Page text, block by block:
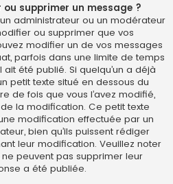
supprimer un message ?
administrateur ou un modérateur
ou supprimer que vos
modifier un de vos messages
parfois dans une limite de temps
été publié. Si quelqu’un a déjà
petit texte situé en dessous du
de fois que vous l’avez modifié,
la modification. Ce petit texte
modification effectuée par un
bien qu’ils puissent rédiger
leur modification. Veuillez noter
peuvent pas supprimer leur
a été publiée.